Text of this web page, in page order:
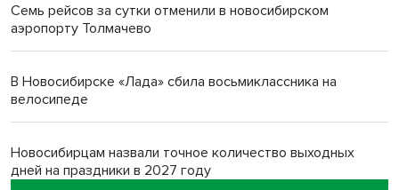
Семь рейсов за сутки отменили в новосибирском
аэропорту Толмачево
В Новосибирске «Лада» сбила восьмиклассника на
велосипеде
Новосибирцам назвали точное количество выходных
дней на праздники в 2027 году